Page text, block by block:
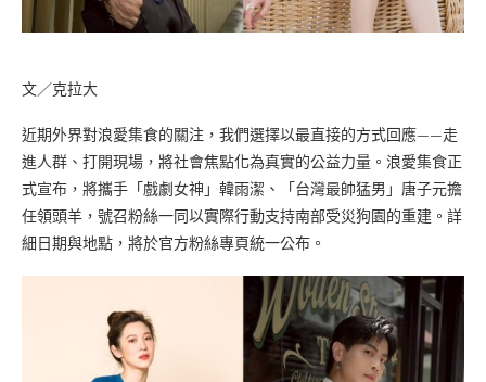
文／克拉大
近期外界對浪愛集食的關注，我們選擇以最直接的方式回應——走
進人群、打開現場，將社會焦點化為真實的公益力量。浪愛集食正
式宣布，將攜手「戲劇女神」韓雨潔、「台灣最帥猛男」唐子元擔
任領頭羊，號召粉絲一同以實際行動支持南部受災狗園的重建。詳
細日期與地點，將於官方粉絲專頁統一公布。